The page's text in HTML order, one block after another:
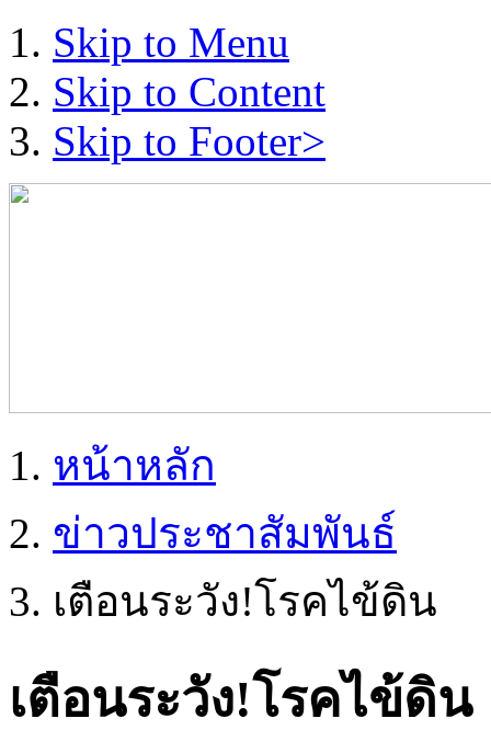
Skip to Menu
Skip to Content
Skip to Footer>
หน้าหลัก
ข่าวประชาสัมพันธ์
เตือนระวัง!โรคไข้ดิน
เตือนระวัง!โรคไข้ดิน